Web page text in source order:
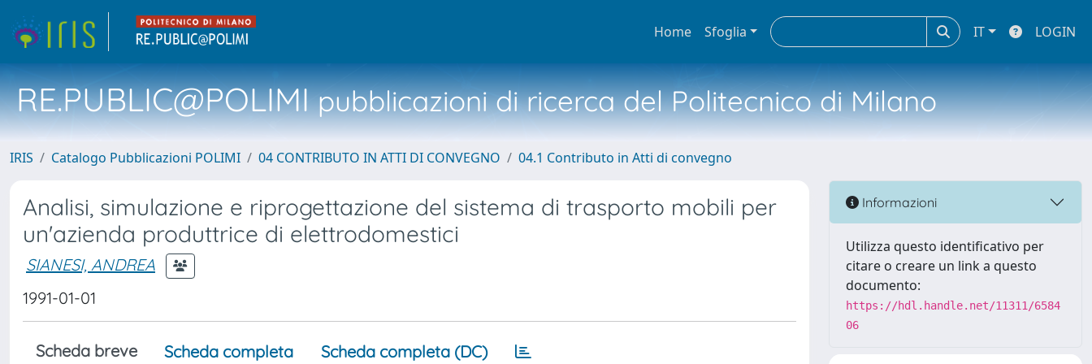
Home Sfoglia IT LOGIN
RE.PUBLIC@POLIMIpubblicazioni di ricerca del Politecnico di Milano
IRIS Catalogo Pubblicazioni POLIMI 04 CONTRIBUTO IN ATTI DI CONVEGNO 04.1 Contributo in Atti di convegno
Analisi, simulazione e riprogettazione del sistema di trasporto mobili per
un'azienda produttrice di elettrodomestici
SIANESI, ANDREA
1991-01-01
Scheda breve Scheda completa Scheda completa (DC)
Informazioni
Utilizza questo identificativo per
citare o creare un link a questo
documento:
https://hdl.handle.net/11311/6584
06